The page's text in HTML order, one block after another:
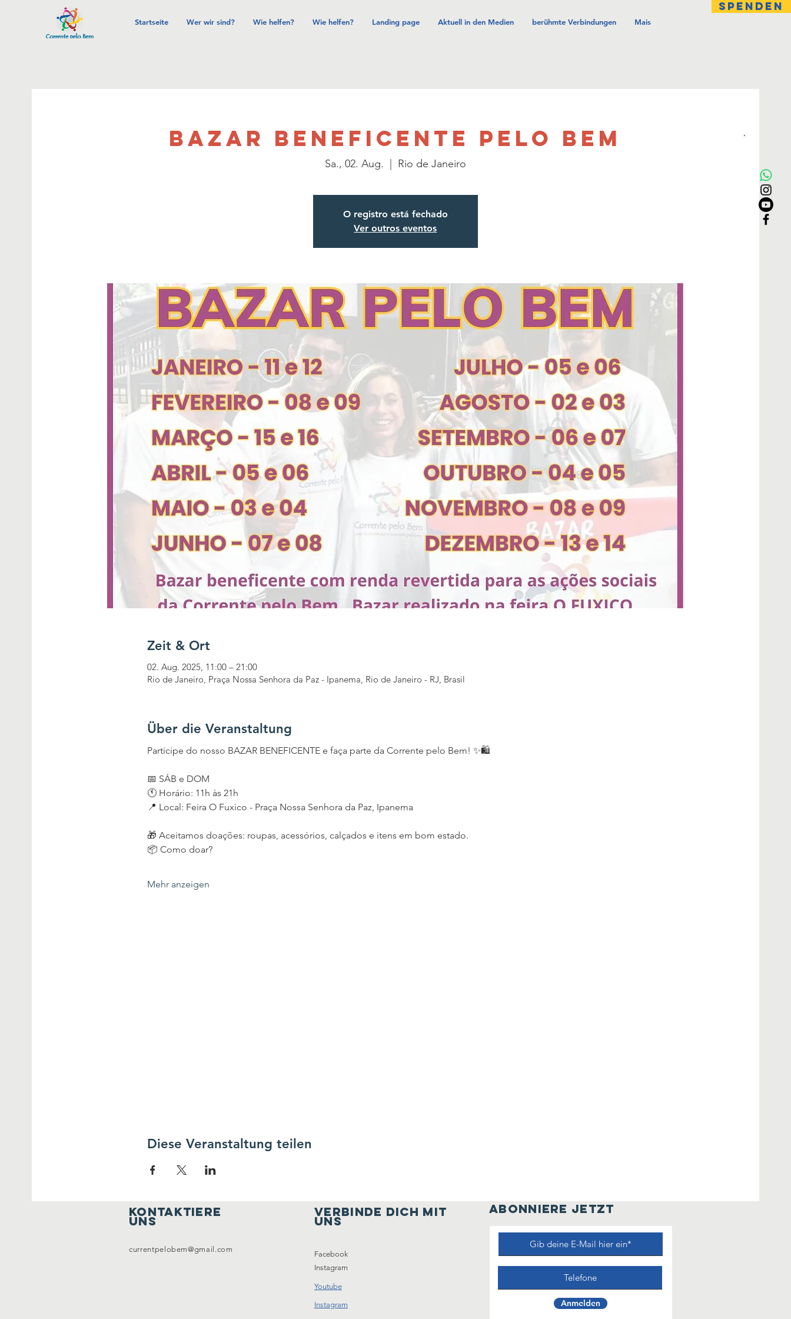
SPENDEN
Startseite Wer wir sind? Wie helfen? Wie helfen? Landing page Aktuell in den Medien berühmte Verbindungen Mais
BAZAR BENEFICENTE PELO BEM
Sa., 02. Aug. Rio de Janeiro
O registro está fechado
Ver outros eventos
Zeit & Ort
02. Aug. 2025, 11:00 – 21:00
Rio de Janeiro, Praça Nossa Senhora da Paz - Ipanema, Rio de Janeiro - RJ, Brasil
Über die Veranstaltung
Participe do nosso BAZAR BENEFICENTE e faça parte da Corrente pelo Bem! ✨🛍️
📅 SÁB e DOM
🕚 Horário: 11h às 21h
📍 Local: Feira O Fuxico - Praça Nossa Senhora da Paz, Ipanema
🎁 Aceitamos doações: roupas, acessórios, calçados e itens em bom estado.
📦 Como doar?
Mehr anzeigen
Diese Veranstaltung teilen
kontaktiere
uns
currentpelobem@gmail.com
verbinde dich mit
uns
Facebook
Instagram
Youtube
Instagram
ABONNIERE JETZT
Anmelden